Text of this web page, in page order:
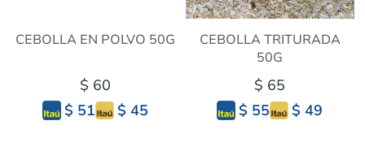
CEBOLLA EN POLVO 50G
$ 60
$ 51
$ 45
CEBOLLA TRITURADA
50G
$ 65
$ 55
$ 49